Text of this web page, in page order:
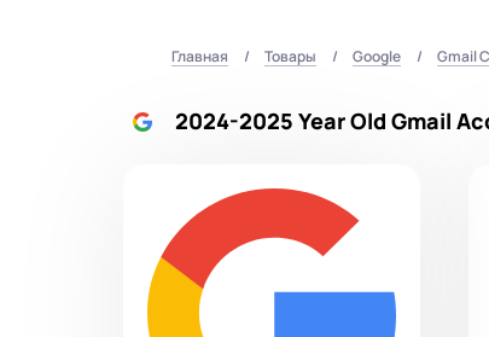
Главная Товары Google Gmail
2024-2025 Year Old Gmail